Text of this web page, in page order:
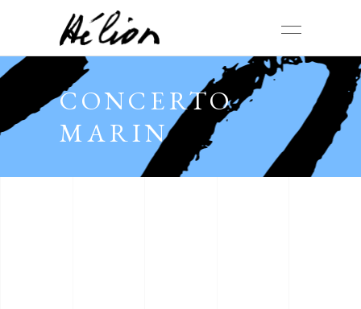
CONCERTO
MARIN